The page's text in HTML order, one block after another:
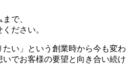
で、
ださい。
い」という創業時から今も変わ
でお客様の要望と向き合い続け